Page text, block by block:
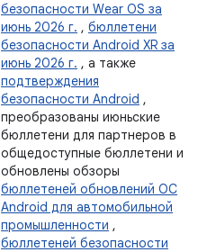
безопасности Wear OS за
июнь 2026 г. , бюллетени
безопасности Android XR за
июнь 2026 г. , а также
подтверждения
безопасности Android ,
преобразованы июньские
бюллетени для партнеров в
общедоступные бюллетени и
обновлены обзоры
бюллетеней обновлений ОС
Android для автомобильной
промышленности ,
бюллетеней безопасности